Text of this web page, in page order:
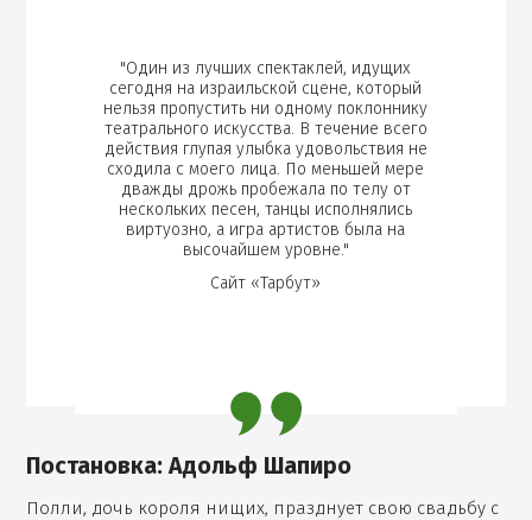
"Один из лучших спектаклей, идущих
сегодня на израильской сцене, который
нельзя пропустить ни одному поклоннику
театрального искусства. В течение всего
действия глупая улыбка удовольствия не
сходила с моего лица. По меньшей мере
дважды дрожь пробежала по телу от
нескольких песен, танцы исполнялись
виртуозно, а игра артистов была на
высочайшем уровне."
Сайт «Тарбут»
Постановка: Адольф Шапиро
Полли, дочь короля нищих, празднует свою свадьбу с